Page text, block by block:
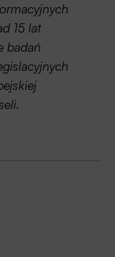
15 lat
badań